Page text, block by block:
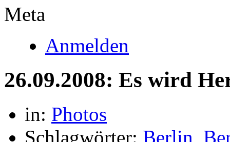
Meta
Anmelden
26.09.2008: Es wird
in: Photos
Schlagwörter: Berlin,